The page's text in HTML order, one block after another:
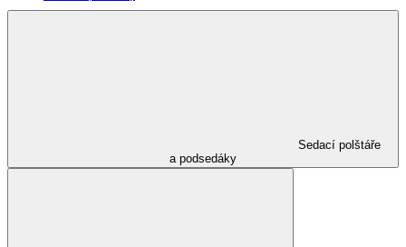
Sedací polštáře
a podsedáky